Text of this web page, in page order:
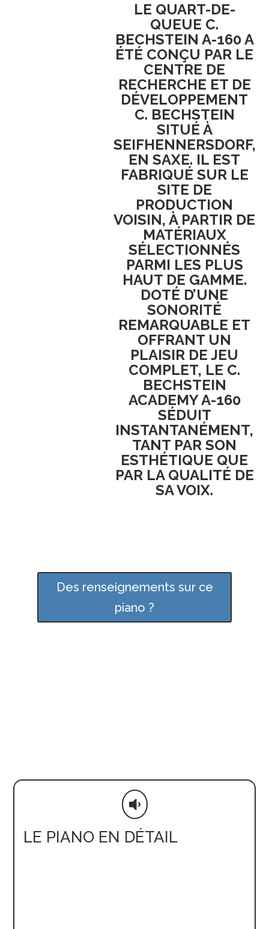
LE QUART-DE-
QUEUE C.
BECHSTEIN A-160A
ÉTÉ CONÇU PAR LE
CENTRE DE
RECHERCHE ET DE
DÉVELOPPEMENT
C. BECHSTEIN
SITUÉ À
SEIFHENNERSDORF,
ENSAXE. IL EST
FABRIQUÉ SUR LE
SITE DE
PRODUCTION
VOISIN, À PARTIR DE
MATÉRIAUX
SÉLECTIONNÉS
PARMI LES PLUS
HAUT DE GAMME.
DOTÉ D’UNE
SONORITÉ
REMARQUABLE ET
OFFRANT UN
PLAISIR DE JEU
COMPLET, LE C.
BECHSTEIN
ACADEMY A-160
SÉDUIT
INSTANTANÉMENT,
TANT PAR SON
ESTHÉTIQUE QUE
PAR LA QUALITÉ DE
SA VOIX.
Des renseignements sur ce
piano ?

LE PIANO EN DÉTAIL